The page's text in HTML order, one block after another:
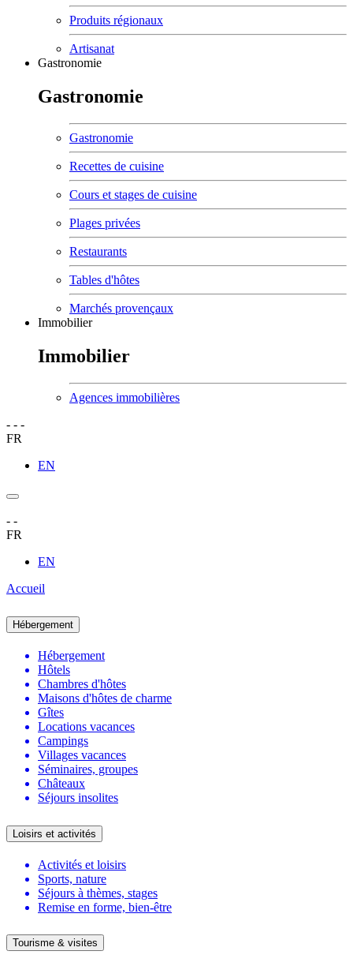
Produits régionaux
Artisanat
Gastronomie
Gastronomie
Gastronomie
Recettes de cuisine
Cours et stages de cuisine
Plages privées
Restaurants
Tables d'hôtes
Marchés provençaux
Immobilier
Immobilier
Agences immobilières
- - -
FR
EN
- -
FR
EN
Accueil
Hébergement
Hébergement
Hôtels
Chambres d'hôtes
Maisons d'hôtes de charme
Gîtes
Locations vacances
Campings
Villages vacances
Séminaires, groupes
Châteaux
Séjours insolites
Loisirs et activités
Activités et loisirs
Sports, nature
Séjours à thèmes, stages
Remise en forme, bien-être
Tourisme & visites